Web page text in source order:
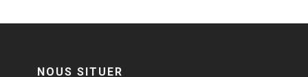
NOUS SITUER